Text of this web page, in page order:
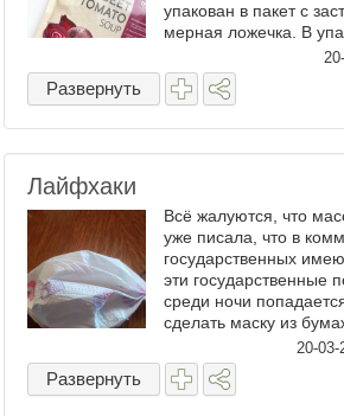
упакован в пакет с
мерная ложечка. В
много, хватит
MRM удивил ...
Развернуть
Лайфхаки
Всё жалуются, что
уже писала, что в
государственных
эти государственные
среди ночи
сделать маску из
быстро! Утром борщ
полезное изделие. ...
20-03-
Развернуть